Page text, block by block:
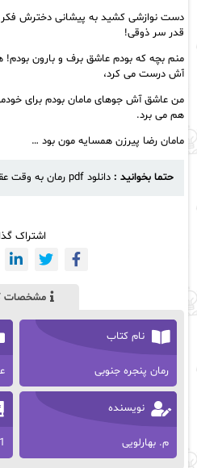
دست نوازشی کشید به پیشانی دخترش فکر
قدر سر ذوقی!
منم بچه که بودم عاشق برف و بارون بودم!
آش درست می کرد،
من عاشق آش جوهای مامان بودم برای
هم می برد.
مامان رضا پیرزن همسایه مون بود …
حتما بخوانید : دانلود pdf رمان به وقت عقرب از بهاره غفرانی
اشتراک
مشخصات
نام کتاب
رمان پنجره جنوبی
نویسنده
م. بهارلویی